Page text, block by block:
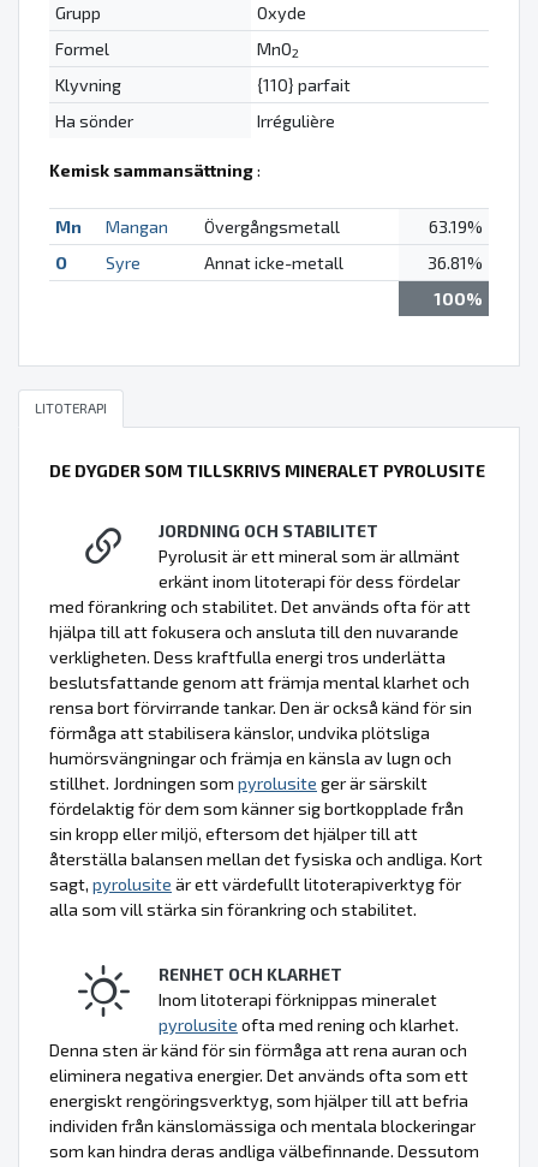
Grupp
Oxyde
Formel
MnO2
Klyvning
{110} parfait
Ha sönder
Irrégulière
Kemisk sammansättning:
Mn Mangan Övergångsmetall
63.19%
O
Syre Annat icke-metall
36.81%
100%
LITOTERAPI
DE DYGDER SOM TILLSKRIVS MINERALET PYROLUSITE
JORDNING OCH STABILITET
Pyrolusit är ett mineral som är allmänt
erkänt inom litoterapi för dess fördelar
med förankring och stabilitet. Det används ofta för att
hjälpa till att fokusera och ansluta till den nuvarande
verkligheten. Dess kraftfulla energi tros underlätta
beslutsfattande genom att främja mental klarhet och
rensa bort förvirrande tankar. Den är också känd för sin
förmåga att stabilisera känslor, undvika plötsliga
humörsvängningar och främja en känsla av lugn och
stillhet. Jordningen som pyrolusite ger är särskilt
fördelaktig för dem som känner sig bortkopplade från
sin kropp eller miljö, eftersom det hjälper till att
återställa balansen mellan det fysiska och andliga. Kort
sagt, pyrolusite är ett värdefullt litoterapiverktyg för
alla som vill stärka sin förankring och stabilitet.
RENHET OCH KLARHET
Inom litoterapi förknippas mineralet
pyrolusite ofta med rening och klarhet.
Denna sten är känd för sin förmåga att rena auran och
eliminera negativa energier. Det används ofta som ett
energiskt rengöringsverktyg, som hjälper till att befria
individen från känslomässiga och mentala blockeringar
som kan hindra deras andliga välbefinnande. Dessutom